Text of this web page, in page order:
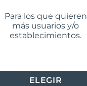
Para los que quieren
más usuarios y/o
establecimientos.
ELEGIR